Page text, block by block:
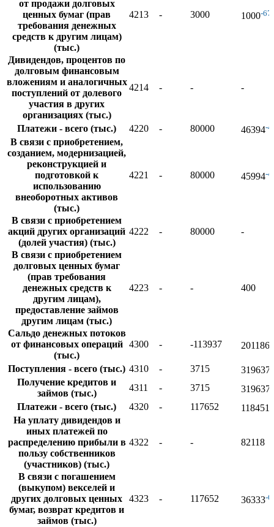
от продажи долговых
ценных бумаг (прав
требования денежных
средств к другим лицам)
(тыс.)
4213 - 3000 1000-
Дивидендов, процентов по
долговым финансовым
вложениям и аналогичных
поступлений от долевого
участия в других
организациях (тыс.)
4214 - - -
Платежи - всего (тыс.) 4220 - 80000 46394-
В связи с приобретением,
созданием, модернизацией,
реконструкцией и
подготовкой к
использованию
внеоборотных активов
(тыс.)
4221 - 80000 45994-
В связи с приобретением
акций других организаций
(долей участия) (тыс.)
4222 - 80000 -
В связи с приобретением
долговых ценных бумаг
(прав требования
денежных средств к
другим лицам),
предоставление займов
другим лицам (тыс.)
4223 - - 400
Сальдо денежных потоков
от финансовых операций
(тыс.)
4300 - -113937 201186
Поступления - всего (тыс.) 4310 - 3715 319637
Получение кредитов и
займов (тыс.)
4311 - 3715 319637
Платежи - всего (тыс.) 4320 - 117652 118451
На уплату дивидендов и
иных платежей по
распределению прибыли в
пользу собственников
(участников) (тыс.)
4322 - - 82118
В связи с погашением
(выкупом) векселей и
других долговых ценных
бумаг, возврат кредитов и
займов (тыс.)
4323 - 117652 36333-